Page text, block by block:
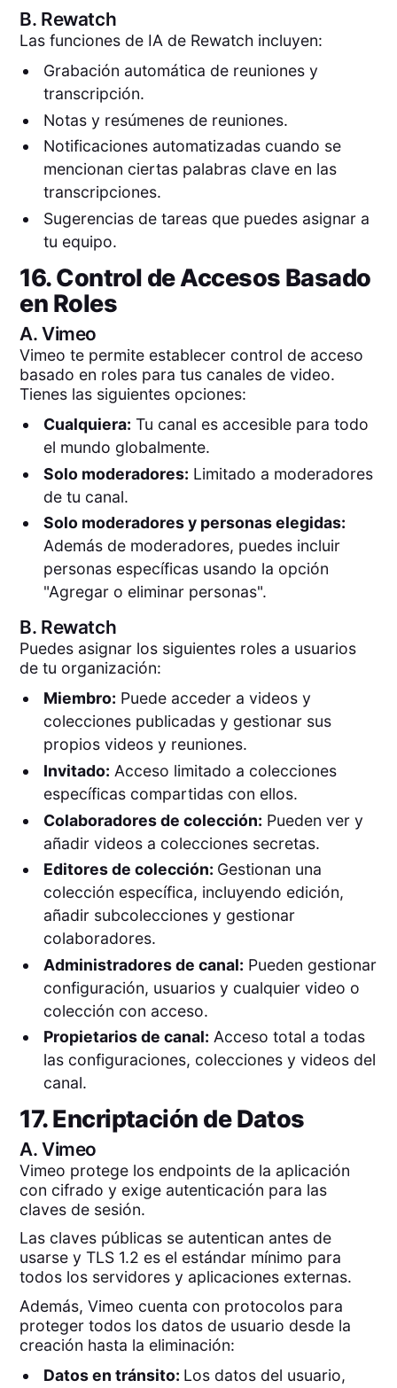
B. Rewatch
Las funciones de IA de Rewatch incluyen:
Grabación automática de reuniones y
transcripción.
Notas y resúmenes de reuniones.
Notificaciones automatizadas cuando se
mencionan ciertas palabras clave en las
transcripciones.
Sugerencias de tareas que puedes asignar a
tu equipo.
16. Control de Accesos Basado
en Roles
A.Vimeo
Vimeo te permite establecer control de acceso
basado en roles para tus canales de video.
Tienes las siguientes opciones:
Cualquiera: Tu canal es accesible para todo
el mundo globalmente.
Solo moderadores: Limitado a moderadores
de tu canal.
Solo moderadores y personas elegidas:
Además de moderadores, puedes incluir
personas específicas usando la opción
"Agregar o eliminar personas".
B. Rewatch
Puedes asignar los siguientes roles a usuarios
de tu organización:
Miembro: Puede acceder a videos y
colecciones publicadas y gestionar sus
propios videos y reuniones.
Invitado: Acceso limitado a colecciones
específicas compartidas con ellos.
Colaboradores de colección: Pueden ver y
añadir videos a colecciones secretas.
Editores de colección: Gestionan una
colección específica, incluyendo edición,
añadir subcolecciones y gestionar
colaboradores.
Administradores de canal: Pueden gestionar
configuración, usuarios y cualquier video o
colección con acceso.
Propietarios de canal: Acceso total a todas
las configuraciones, colecciones y videos del
canal.
17. Encriptación de Datos
A.Vimeo
Vimeo protege los endpoints de la aplicación
con cifrado y exige autenticación para las
claves de sesión.
Las claves públicas se autentican antes de
usarse y TLS 1.2 es el estándar mínimo para
todos los servidores y aplicaciones externas.
Además, Vimeo cuenta con protocolos para
proteger todos los datos de usuario desde la
creación hasta la eliminación:
Datos en tránsito: Los datos del usuario,